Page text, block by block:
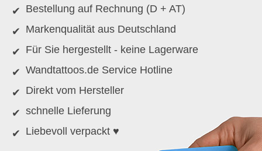
Bestellung auf Rechnung (D + AT)
Markenqualität aus Deutschland
Für Sie hergestellt - keine Lagerware
Wandtattoos.de Service Hotline
Direkt vom Hersteller
schnelle Lieferung
Liebevoll verpackt ♥